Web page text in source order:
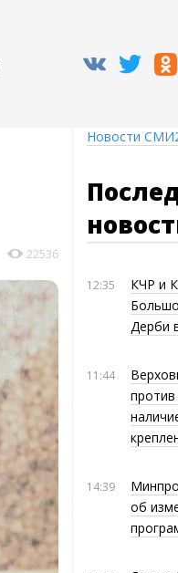
22536
Новости
12:35
КЧР и
Дерби
11:44
14:39
об